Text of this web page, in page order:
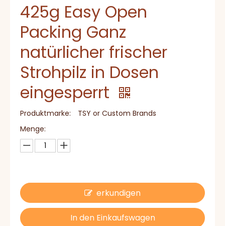
425g Easy Open
Packing Ganz
natürlicher frischer
Strohpilz in Dosen
eingesperrt
Produktmarke:
TSY or Custom Brands
Menge:
erkundigen
In den Einkaufswagen